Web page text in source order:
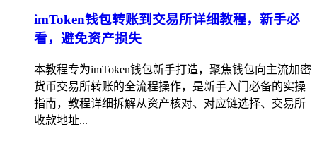
imToken钱包转账到交易所详细教程，新手必
看，避免资产损失
本教程专为imToken钱包新手打造，聚焦钱包向主流加密
货币交易所转账的全流程操作，是新手入门必备的实操
指南，教程详细拆解从资产核对、对应链选择、交易所
收款地址...